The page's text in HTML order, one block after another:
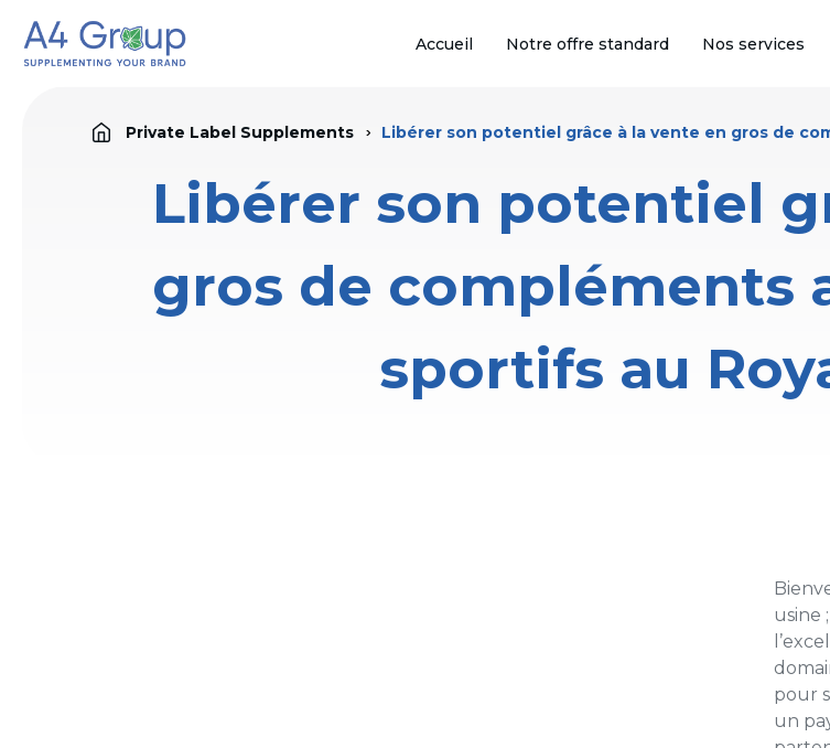
Accueil Notre offre standard Nos services
Private Label Supplements Libérer son potentiel grâce à la vente en gros de
Libérer son potentiel
gros de compléments
sportifs au
usine
pour
un